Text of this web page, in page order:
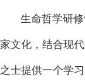
生命哲学研
家文化，结合现
之士提供一个学